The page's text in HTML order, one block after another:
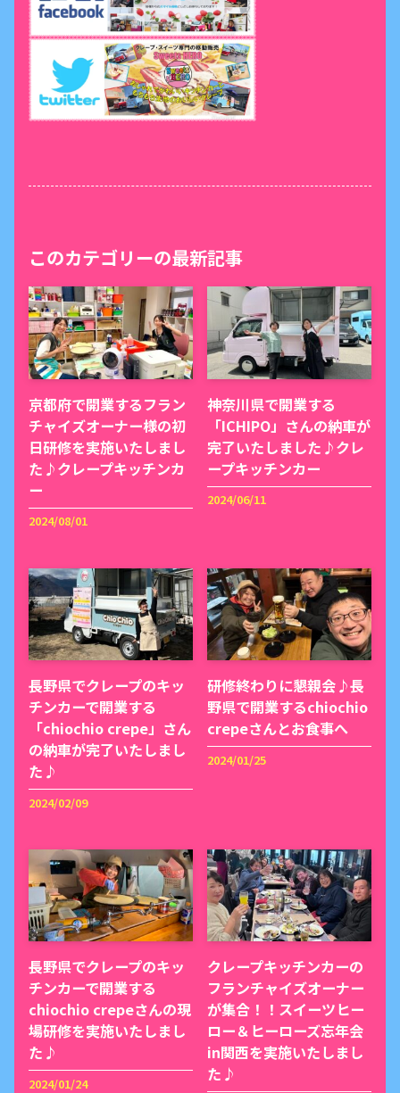
このカテゴリーの最新記事
京都府で開業するフラン
チャイズオーナー様の初
日研修を実施いたしまし
た♪クレープキッチンカ
ー
2024/08/01
神奈川県で開業する
「ICHIPO」さんの納車が
完了いたしました♪クレ
ープキッチンカー
2024/06/11
長野県でクレープのキッ
チンカーで開業する
「chiochio crepe」さん
の納車が完了いたしまし
た♪
2024/02/09
研修終わりに懇親会♪長
野県で開業するchiochio
crepeさんとお食事へ
2024/01/25
長野県でクレープのキッ
チンカーで開業する
chiochio crepeさんの現
場研修を実施いたしまし
た♪
2024/01/24
クレープキッチンカーの
フランチャイズオーナー
が集合！！スイーツヒー
ロー＆ヒーローズ忘年会
in関西を実施いたしまし
た♪